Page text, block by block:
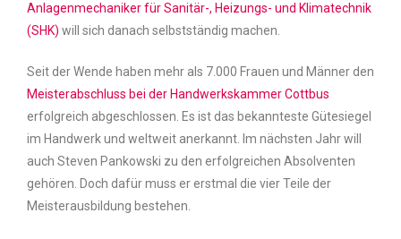
Anlagenmechaniker für Sanitär-, Heizungs- und Klimatechnik
(SHK) will sich danach selbstständig machen.
Seit der Wende haben mehr als 7.000 Frauen und Männer den
Meisterabschluss bei der Handwerkskammer Cottbus
erfolgreich abgeschlossen. Es ist das bekannteste Gütesiegel
im Handwerk und weltweit anerkannt. Im nächsten Jahr will
auch Steven Pankowski zu den erfolgreichen Absolventen
gehören. Doch dafür muss er erstmal die vier Teile der
Meisterausbildung bestehen.